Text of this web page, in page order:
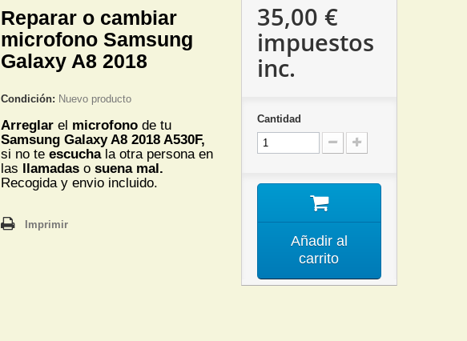
Reparar o cambiar
microfono Samsung
Galaxy A8 2018
Condición: Nuevo producto
Arreglar el microfono de tu
Samsung Galaxy A8 2018 A530F,
si no te escuchala otra persona en
las llamadas o suena mal.
Recogida y envio incluido.
Imprimir
35,00 €
impuestos
inc.
Cantidad
Añadir al
carrito